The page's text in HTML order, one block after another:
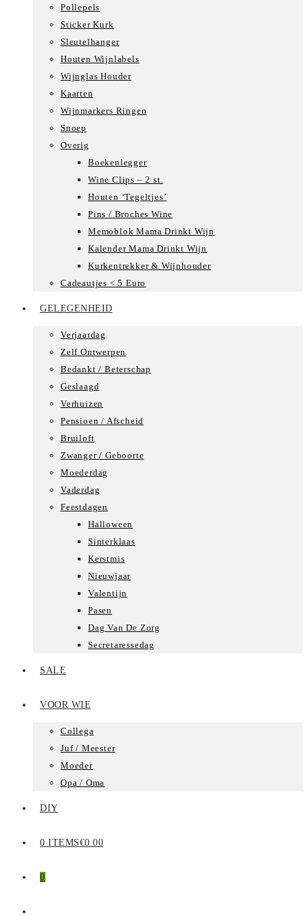
Pollepels
Sticker Kurk
Sleutelhanger
Houten Wijnlabels
Wijnglas Houder
Kaarten
Wijnmarkers Ringen
Snoep
Overig
Boekenlegger
Wine Clips – 2 st.
Houten ‘Tegeltjes’
Pins / Broches Wine
Memoblok Mama Drinkt Wijn
Kalender Mama Drinkt Wijn
Kurkentrekker & Wijnhouder
Cadeautjes < 5 Euro
GELEGENHEID
Verjaardag
Zelf Ontwerpen
Bedankt / Beterschap
Geslaagd
Verhuizen
Pensioen / Afscheid
Bruiloft
Zwanger / Geboorte
Moederdag
Vaderdag
Feestdagen
Halloween
Sinterklaas
Kerstmis
Nieuwjaar
Valentijn
Pasen
Dag Van De Zorg
Secretaressedag
SALE
VOOR WIE
Collega
Juf / Meester
Moeder
Opa / Oma
DIY
0 ITEMS€0.00
0